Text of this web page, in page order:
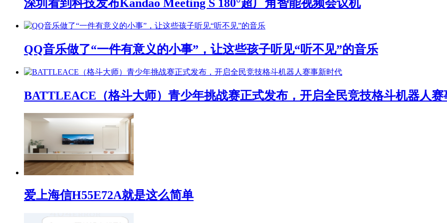
深圳看到科技发布Kandao Meeting S 180°超广角智能视频会议机
QQ音乐做了“一件有意义的小事”，让这些孩子听见“听不见”的音乐
BATTLEACE（格斗大师）青少年挑战赛正式发布，开启全民竞技格斗机器人赛
爱上海信H55E72A就是这么简单